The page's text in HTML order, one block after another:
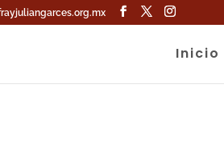
Inicio